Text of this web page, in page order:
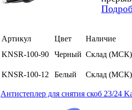
Артикул Цвет
Наличие
KNSR-100-90
Черный Склад (МСК)
KNSR-100-12 Белый Склад (МСК)
Антистеплер для снятия скоб 23/24